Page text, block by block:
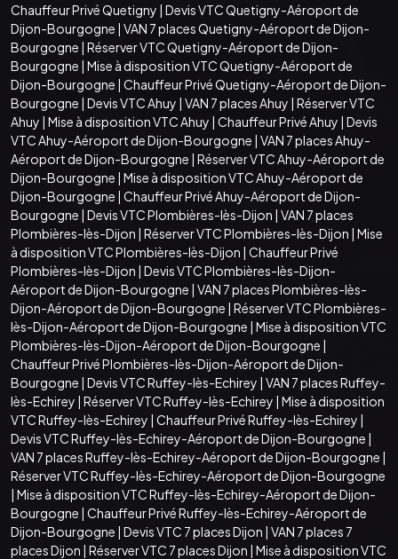
Chauffeur Privé Quetigny | Devis VTC Quetigny-Aéroport de
Dijon-Bourgogne | VAN 7 places Quetigny-Aéroport de Dijon-
Bourgogne | Réserver VTC Quetigny-Aéroport de Dijon-
Bourgogne | Mise à disposition VTC Quetigny-Aéroport de
Dijon-Bourgogne | Chauffeur Privé Quetigny-Aéroport de Dijon-
Bourgogne | Devis VTC Ahuy | VAN 7 places Ahuy | Réserver VTC
Ahuy | Mise à disposition VTC Ahuy | Chauffeur Privé Ahuy | Devis
VTC Ahuy-Aéroport de Dijon-Bourgogne | VAN 7 places Ahuy-
Aéroport de Dijon-Bourgogne | Réserver VTC Ahuy-Aéroport de
Dijon-Bourgogne | Mise à disposition VTC Ahuy-Aéroport de
Dijon-Bourgogne | Chauffeur Privé Ahuy-Aéroport de Dijon-
Bourgogne | Devis VTC Plombières-lès-Dijon | VAN 7 places
Plombières-lès-Dijon | Réserver VTC Plombières-lès-Dijon | Mise
à disposition VTC Plombières-lès-Dijon | Chauffeur Privé
Plombières-lès-Dijon | Devis VTC Plombières-lès-Dijon-
Aéroport de Dijon-Bourgogne | VAN 7 places Plombières-lès-
Dijon-Aéroport de Dijon-Bourgogne | Réserver VTC Plombières-
lès-Dijon-Aéroport de Dijon-Bourgogne | Mise à disposition VTC
Plombières-lès-Dijon-Aéroport de Dijon-Bourgogne |
Chauffeur Privé Plombières-lès-Dijon-Aéroport de Dijon-
Bourgogne | Devis VTC Ruffey-lès-Echirey | VAN 7 places Ruffey-
lès-Echirey | Réserver VTC Ruffey-lès-Echirey | Mise à disposition
VTC Ruffey-lès-Echirey | Chauffeur Privé Ruffey-lès-Echirey |
Devis VTC Ruffey-lès-Echirey-Aéroport de Dijon-Bourgogne |
VAN 7 places Ruffey-lès-Echirey-Aéroport de Dijon-Bourgogne |
Réserver VTC Ruffey-lès-Echirey-Aéroport de Dijon-Bourgogne
| Mise à disposition VTC Ruffey-lès-Echirey-Aéroport de Dijon-
Bourgogne | Chauffeur Privé Ruffey-lès-Echirey-Aéroport de
Dijon-Bourgogne | Devis VTC 7 places Dijon | VAN 7 places 7
places Dijon | Réserver VTC 7 places Dijon | Mise à disposition VTC